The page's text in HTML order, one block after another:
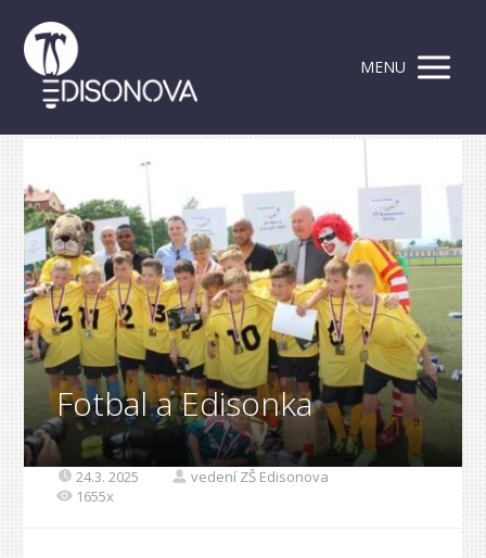
MENU
Fotbal a Edisonka
24.3. 2025
vedení ZŠ Edisonova
1655x